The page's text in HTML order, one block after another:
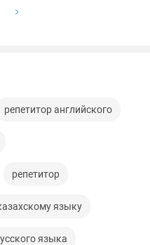
репетитор английского
репетитор
языку
языка